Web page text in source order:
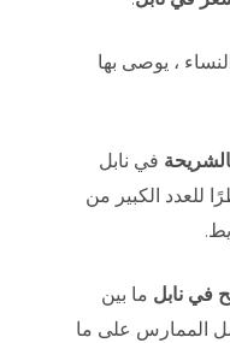
، يوصى بها
في نابل
للعدد الكبير من
في نابل ما بين
الممارس على ما